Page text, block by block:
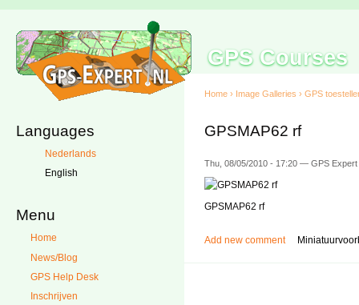
GPS Courses
Languages
Nederlands
English
Menu
Home
News/Blog
GPS Help Desk
Inschrijven
Home › Image Galleries › GPS
GPSMAP62 rf
Thu, 08/05/2010 - 17:20 — GPS Expert
GPSMAP62 rf
Add new comment